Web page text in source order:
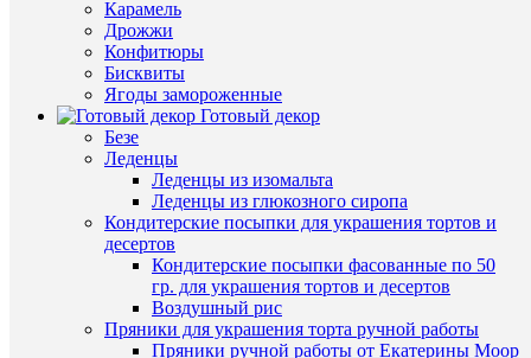
Карамель
Дрожжи
Конфитюры
Бисквиты
Ягоды замороженные
Готовый декор
Безе
Леденцы
Леденцы из изомальта
Леденцы из глюкозного сиропа
Кондитерские посыпки для украшения тортов и
десертов
Кондитерские посыпки фасованные по 50
гр. для украшения тортов и десертов
Воздушный рис
Пряники для украшения торта ручной работы
Пряники ручной работы от Екатерины Моор
корзину
в